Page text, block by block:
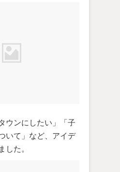
ウンにしたい」「子
いて」など、アイデ
した。